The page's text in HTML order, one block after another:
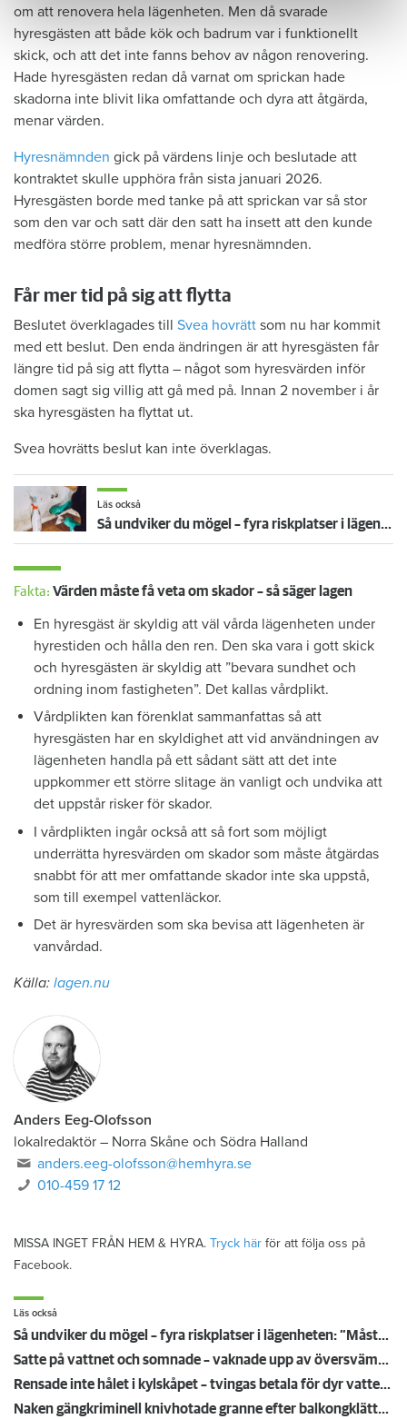
om att renovera hela lägenheten. Men då svarade
hyresgästen att både kök och badrum var i funktionellt
skick, och att det inte fanns behov av någon renovering.
Hade hyresgästen redan då varnat om sprickan hade
skadorna inte blivit lika omfattande och dyra att åtgärda,
menar värden.
Hyresnämnden gick på värdens linje och beslutade att
kontraktet skulle upphöra från sista januari 2026.
Hyresgästen borde med tanke på att sprickan var så stor
som den var och satt där den satt ha insett att den kunde
medföra större problem, menar hyresnämnden.
Får mer tid på sig att flytta
Beslutet överklagades till Svea hovrätt som nu har kommit
med ett beslut. Den enda ändringen är att hyresgästen får
längre tid på sig att flytta – något som hyresvärden inför
domen sagt sig villig att gå med på. Innan 2 november i år
ska hyresgästen ha flyttat ut.
Svea hovrätts beslut kan inte överklagas.
Läs också
Så undviker du mögel – fyra riskplatser i lägenheten: ”Måste städa bort”
Fakta: Värden måste få veta om skador – så säger lagen
En hyresgäst är skyldig att väl vårda lägenheten under
hyrestiden och hålla den ren. Den ska vara i gott skick
och hyresgästen är skyldig att ”bevara sundhet och
ordning inom fastigheten”. Det kallas vårdplikt.
Vårdplikten kan förenklat sammanfattas så att
hyresgästen har en skyldighet att vid användningen av
lägenheten handla på ett sådant sätt att det inte
uppkommer ett större slitage än vanligt och undvika att
det uppstår risker för skador.
I vårdplikten ingår också att så fort som möjligt
underrätta hyresvärden om skador som måste åtgärdas
snabbt för att mer omfattande skador inte ska uppstå,
som till exempel vattenläckor.
Det är hyresvärden som ska bevisa att lägenheten är
vanvårdad.
Källa: lagen.nu
Anders Eeg-Olofsson
lokalredaktör – Norra Skåne och Södra Halland
anders.eeg-olofsson@hemhyra.se
010-459 17 12
MISSA INGET FRÅN HEM & HYRA. Tryck här för att följa oss på
Facebook.
Läs också
Så undviker du mögel – fyra riskplatser i lägenheten: ”Måste städa bort”
Satte på vattnet och somnade – vaknade upp av översvämning hos grannen
Rensade inte hålet i kylskåpet – tvingas betala för dyr vattenskada
Naken gängkriminell knivhotade granne efter balkongklättring